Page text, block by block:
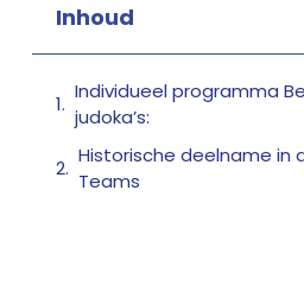
Inhoud
Individueel programma
judoka’s:
Historische deelname in
Teams